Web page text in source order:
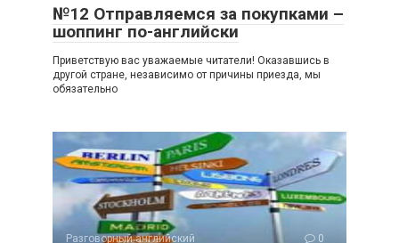
№12 Отправляемся за покупками –
шоппинг по-английски
Приветствую вас уважаемые читатели! Оказавшись в
другой стране, независимо от причины приезда, мы
обязательно
Разговорный английский 0